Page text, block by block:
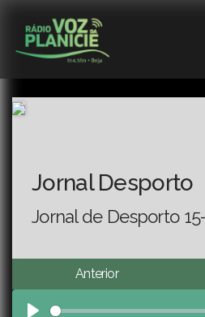
Jornal Desporto
Jornal de Desporto
Anterior